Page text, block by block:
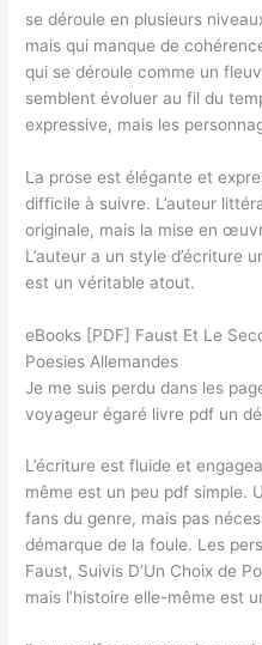
se déroule en plusieurs
mais qui manque de
qui se déroule comme un
semblent évoluer au fil du
expressive, mais les
La prose est élégante et
difficile à suivre. L’auteur
originale, mais la mise en
L’auteur a un style d’écriture
est un véritable atout.
eBooks [PDF] Faust Et Le
Poesies Allemandes
Je me suis perdu dans les
voyageur égaré livre pdf un
L’écriture est fluide et
même est un peu pdf simple.
fans du genre, mais pas
démarque de la foule. Les
Faust, Suivis D’Un Choix de
mais l’histoire elle-même est